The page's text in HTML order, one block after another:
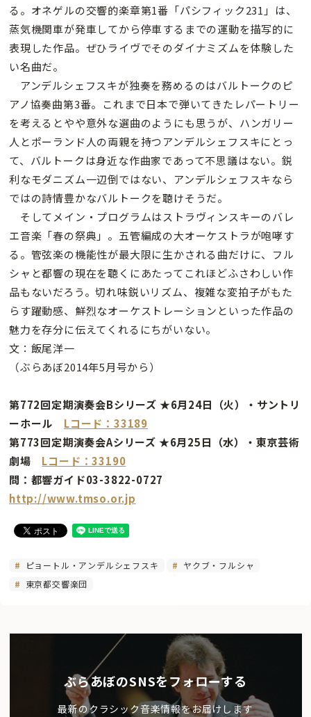
る。オネゲルの交響的楽章第1番「パシフィック231」は、
蒸気機関車が発車してから停車するまでの運動を描写的に
表現した作品。ぜひライヴでそのダイナミズムを体験した
い名曲だ。
アンデルシェフスキが独奏を務めるのはバルトークのピ
アノ協奏曲第3番。これまで日本で弾いてきたレパートリー
を考えるとやや意外な選曲のようにも思うが、ハンガリー
人とポーランド人の両親を持つアンデルシェフスキにとっ
て、バルトークは身近な作曲家であって不思議はない。鋭
利なモダニズム一辺倒ではない、アンデルシェフスキなら
ではの詩情豊かなバルトークを聴けそうだ。
そしてメイン・プログラムはストラヴィンスキーのバレ
エ音楽「春の祭典」。五管編成の大オーケストラが咆哮す
る。管弦楽の機能性が最大限に生かされる曲だけに、フル
シャと都響の現在を聴くにあたってこれほどふさわしい作
品もないだろう。切れ味鋭いリズム、複雑な変拍子がもた
らす躍動感、鮮烈なオーケストレーションといった作品の
魅力を存分に伝えてくれるにちがいない。
文：飯尾洋一
（ぶらあぼ2014年5月号から）
第772回定期演奏会Bシリーズ ★6月24日（火）・サントリ
ーホール Lコード：33189
第773回定期演奏会Aシリーズ ★6月25日（水）・東京芸術
劇場 Lコード：33190
問：都響ガイド03-3822-0727
http://www.tmso.or.jp
ピョートル・アンデルシェフスキ
ヤクブ・フルシャ
東京都交響楽団
ぶらあぼのSNSをフォローする
最新のクラシック音楽情報をお届けします